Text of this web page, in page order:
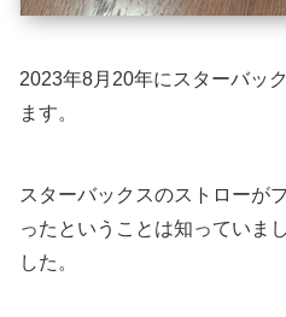
2023年8月20年にスターバッ
ます。
スターバックスのストローが
ったということは知っていま
した。